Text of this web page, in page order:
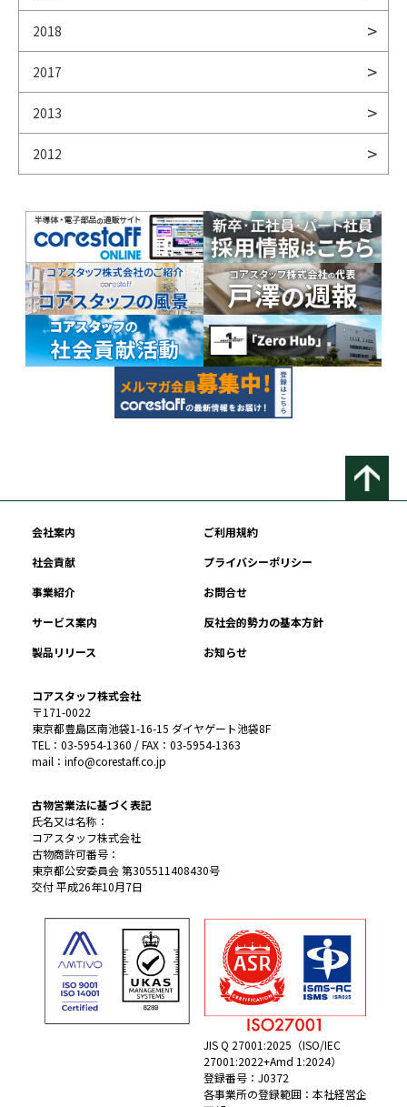
2018
2017
2013
2012
会社案内
ご利用規約
社会貢献
プライバシーポリシー
事業紹介
お問合せ
サービス案内
反社会的勢力の基本方針
製品リリース
お知らせ
コアスタッフ株式会社
〒171-0022
東京都豊島区南池袋1-16-15 ダイヤゲート池袋8F
TEL：03-5954-1360 / FAX：03-5954-1363
mail：info@corestaff.co.jp
古物営業法に基づく表記
氏名又は名称：
コアスタッフ株式会社
古物商許可番号：
東京都公安委員会 第305511408430号
交付 平成26年10月7日
JIS Q 27001:2025（ISO/IEC
27001:2022+Amd 1:2024）
登録番号：J0372
各事業所の登録範囲：本社経営企